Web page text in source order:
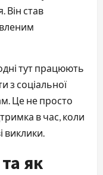
Він став
тут працюють
з соціальної
Це не просто
в час, коли
як